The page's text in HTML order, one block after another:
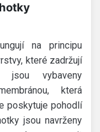
na principu
které zadržují
jsou vybaveny
která
poskytuje pohodlí
jsou navrženy